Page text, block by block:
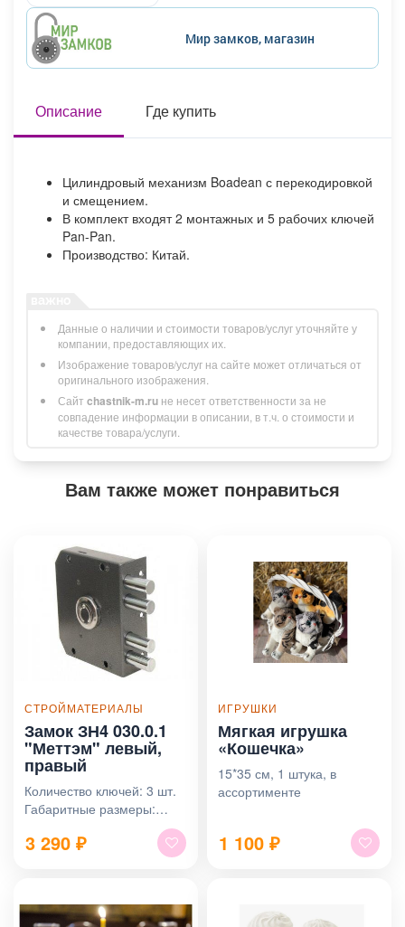
Товары
ТВ программа Я - пенсионер
Мир замков, магазин
Описание Где купить
Цилиндровый механизм Boadean с перекодировкой
и смещением.
В комплект входят 2 монтажных и 5 рабочих ключей
Pan-Pan.
Производство: Китай.
Данные о наличии и стоимости товаров/услуг уточняйте у
компании, предоставляющих их.
Изображение товаров/услуг на сайте может отличаться от
оригинального изображения.
Сайт chastnik-m.ru не несет ответственности за не
совпадение информации в описании, в т.ч. о стоимости и
качестве товара/услуги.
Вам также может понравиться
СТРОЙМАТЕРИАЛЫ
Замок ЗН4 030.0.1
"Меттэм" левый,
правый
Количество ключей: 3 шт.
Габаритные размеры:
3 290 ₽
ИГРУШКИ
Мягкая игрушка
«Кошечка»
15*35 см, 1 штука, в
ассортименте
1 100 ₽